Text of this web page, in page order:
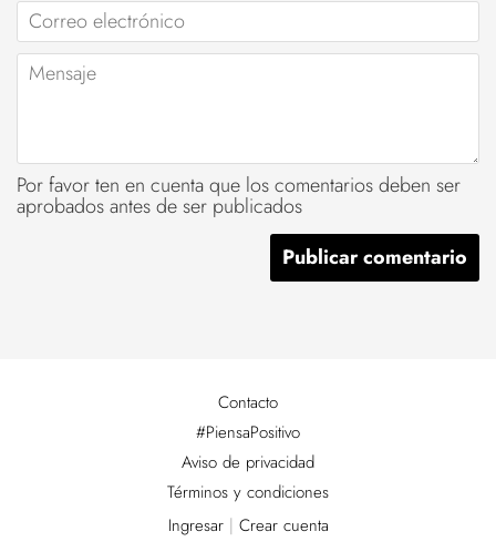
Correo
electrónico
Mensaje
Por favor ten en cuenta que los comentarios deben ser
aprobados antes de ser publicados
Contacto
#PiensaPositivo
Aviso de privacidad
Términos y condiciones
Ingresar| Crear cuenta